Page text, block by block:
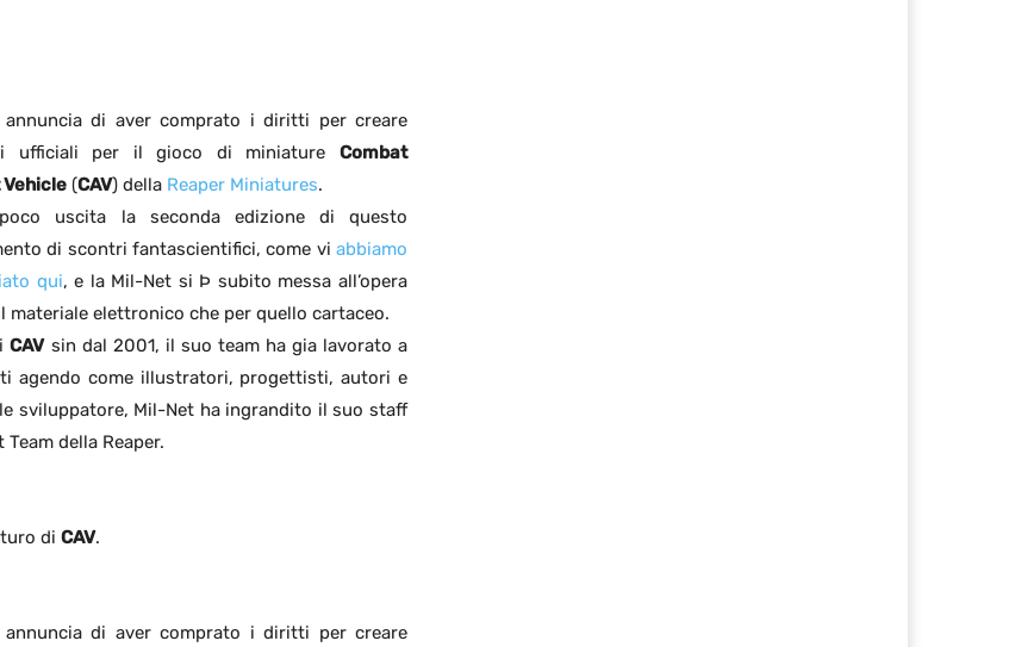
annuncia di aver comprato i diritti per creare
ufficiali per il gioco di miniature Combat
(CAV) della Reaper Miniatures.
uscita la seconda edizione di questo
di scontri fantascientifici, come vi abbiamo
qui, e la Mil-Net si Þ subito messa all’opera
materiale elettronico che per quello cartaceo.
CAVsin dal 2001, il suo team ha gia lavorato a
agendo come illustratori, progettisti, autori e
sviluppatore, Mil-Net ha ingrandito il suo staff
della Reaper.
di CAV.
annuncia di aver comprato i diritti per creare